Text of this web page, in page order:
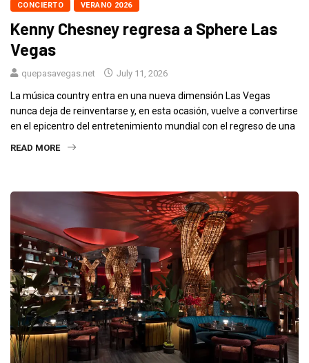
CONCIERTO VERANO 2026
Kenny Chesney regresa a Sphere Las
Vegas
quepasavegas.net July 11, 2026
La música country entra en una nueva dimensión Las Vegas
nunca deja de reinventarse y, en esta ocasión, vuelve a convertirse
en el epicentro del entretenimiento mundial con el regreso de una
READ MORE